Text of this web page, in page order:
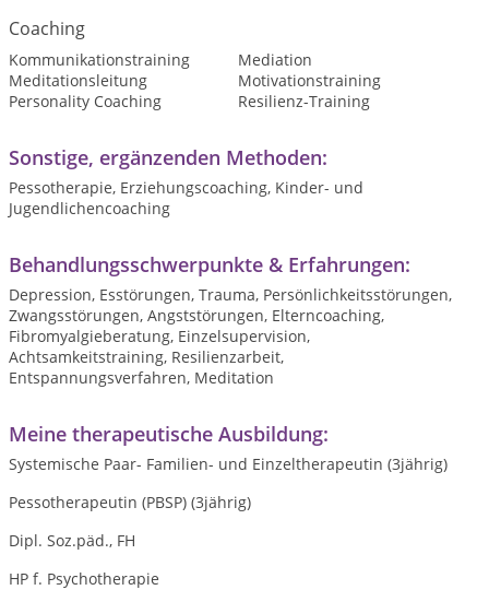
Coaching
Kommunikationstraining
Mediation
Meditationsleitung
Motivationstraining
Personality Coaching
Resilienz-Training
Sonstige, ergänzenden Methoden:
Pessotherapie, Erziehungscoaching, Kinder- und
Jugendlichencoaching
Behandlungsschwerpunkte & Erfahrungen:
Depression, Esstörungen, Trauma, Persönlichkeitsstörungen,
Zwangsstörungen, Angststörungen, Elterncoaching,
Fibromyalgieberatung, Einzelsupervision,
Achtsamkeitstraining, Resilienzarbeit,
Entspannungsverfahren, Meditation
Meine therapeutische Ausbildung:
Systemische Paar- Familien- und Einzeltherapeutin (3jährig)
Pessotherapeutin (PBSP) (3jährig)
Dipl. Soz.päd., FH
HP f. Psychotherapie